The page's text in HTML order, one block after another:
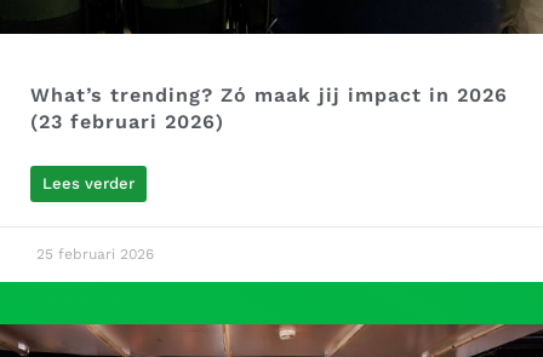
What’s trending? Zó maak jij impact in 2026
(23 februari 2026)
Lees verder
25 februari 2026